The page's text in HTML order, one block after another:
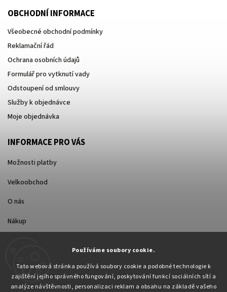
Používáme soubory cookie.
Tato webová stránka používá soubory cookie a podobné technologie k
zajištění jejího správného fungování, poskytování funkcí sociálních sítí a
analýze návštěvnosti, personalizaci reklam a obsahu na základě vašeho
OBCHODNÍ INFORMACE
Všeobecné obchodní podmínky
Reklamační řád
Ochrana osobních údajů
Formulář pro vytknutí vady
Odstoupení od smlouvy
Služby k objednávce
Moje objednávka
INFORMACE PRO VÁS
Možnosti platby
Velkoobchod
O nás
Nákup